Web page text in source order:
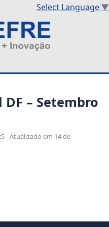
Select Language▼
– Setembro
- Atualizado em 14 de